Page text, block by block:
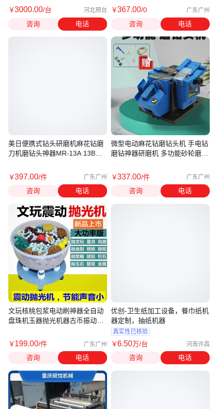
￥3000.00/台 河北邢台
咨询 电话
美日便携式钻头研磨机麻花钻磨
刀机磨钻头神器MR-13A 13B
￥397.00/件 广东广州
咨询 电话
文玩核桃包浆电动刷神器全自动
盘珠机玉器抛光机器古币振动震
￥199.00/件 广东广州
咨询 电话
￥367.00/0 广东广州
咨询 电话
微型电动麻花钻磨钻头机 手电钻
磨钻神器研磨机 多功能砂轮磨钻
￥337.00/件 广东广州
咨询 电话
优创-卫生纸加工设备，餐巾纸机
器定制，抽纸机器
真实性已核验
￥6.50万/台 河南许昌
咨询 电话